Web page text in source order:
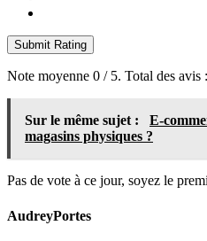
Submit Rating
Note moyenne 0 / 5. Total des avis :
Sur le même sujet :
E-
magasins physiques ?
Pas de vote à ce jour, soyez le
AudreyPortes